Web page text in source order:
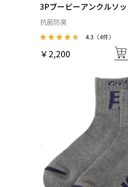
3Pブービーアンクルソ
抗菌防臭
4.3 （4件）
￥2,200